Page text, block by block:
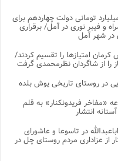
گذاری ۱۸۰ میلیارد تومانی دولت چهاردهم برای
و فیبر نوری در آمل/ برقراری
امتیازها را تقسیم کردند/
را از شاگردان نظرمحمدی گرفت
در روستای تاریخی یوش بلده
«مفاخر فریدونکنار» به قلم
انتشار
در تاسوعا و عاشورای
از عزاداری مردم روستای چل در